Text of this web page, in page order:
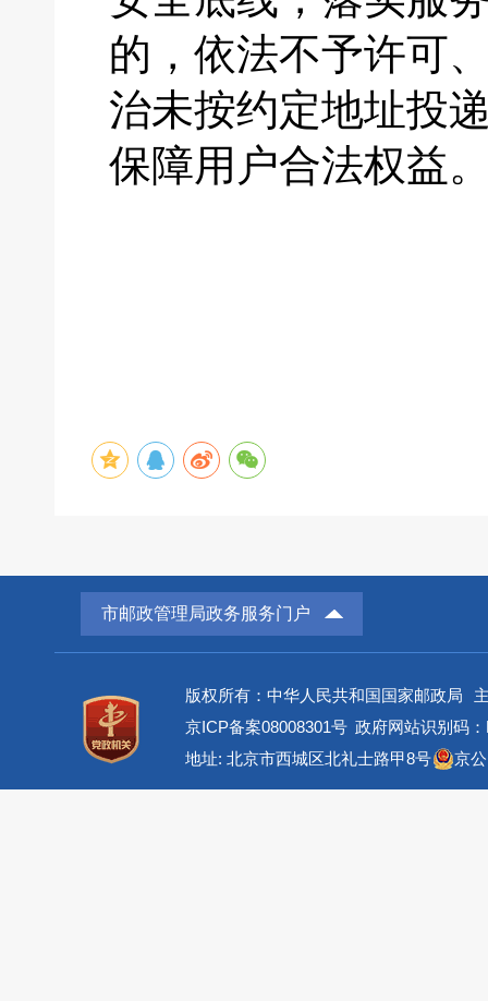
的，依法不予许可
治未按约定地址投
保障用户合法权益
市邮政管理局政务服务门户
版权所有：中华人民共和国国家邮政局
京ICP备案08008301号 政府网站识别码
地址: 北京市西城区北礼士路甲8号
京